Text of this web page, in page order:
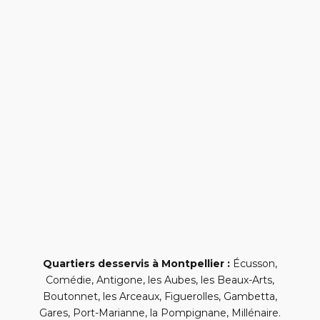
Quartiers desservis à Montpellier : Écusson,
Comédie, Antigone, les Aubes, les Beaux-Arts,
Boutonnet, les Arceaux, Figuerolles, Gambetta,
Gares, Port-Marianne, la Pompignane, Millénaire.